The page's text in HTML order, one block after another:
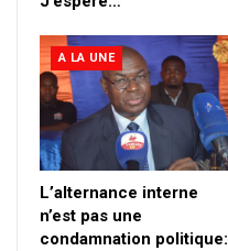
A LA UNE
L’alternance interne
n’est pas une
condamnation politique: